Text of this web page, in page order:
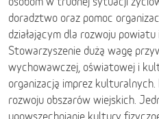
doradztwo oraz pomoc
działającym dla rozwoju powiatu
Stowarzyszenie dużą wagę
wychowawczej, oświatowej i
organizacją imprez kulturalnych.
rozwoju obszarów wiejskich.
upowszechnianie kultury